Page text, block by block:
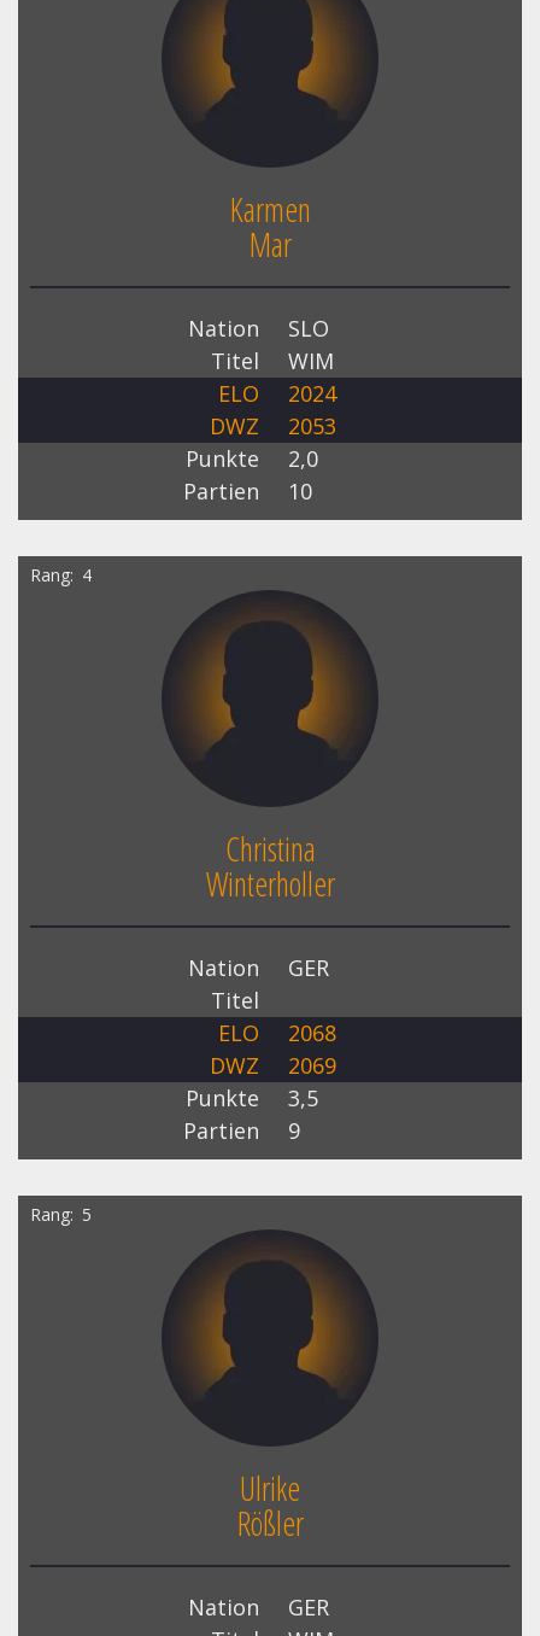
Karmen
Mar
Nation
SLO
Titel
WIM
ELO
2024
DWZ
2053
Punkte
2,0
Partien
10
Rang 4
Christina
Winterholler
Nation
GER
Titel
ELO
2068
DWZ
2069
Punkte
3,5
Partien
9
Rang 5
Ulrike
Rößler
Nation
GER